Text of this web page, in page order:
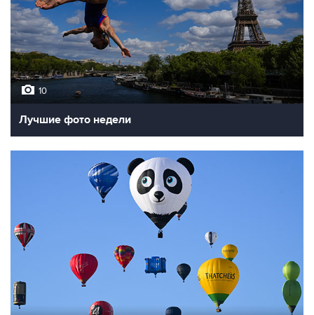
10
Лучшие фото недели